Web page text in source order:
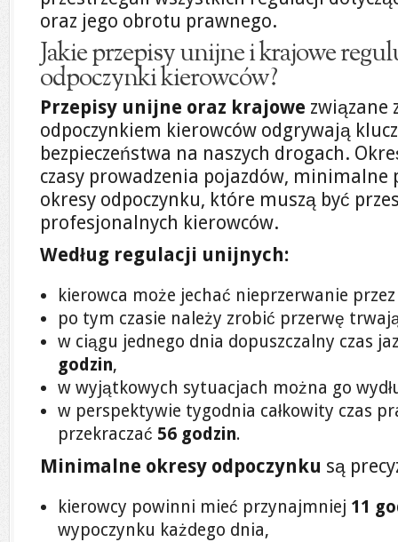
oraz jego obrotu prawnego.
Jakie przepisy unijne i krajowe
odpoczynki kierowców?
Przepisy unijne oraz krajowe związane
odpoczynkiem kierowców odgrywają
bezpieczeństwa na naszych drogach.
czasy prowadzenia pojazdów, minimalne
okresy odpoczynku, które muszą być
profesjonalnych kierowców.
Według regulacji unijnych:
kierowca może jechać nieprzerwanie
po tym czasie należy zrobić przerwę
w ciągu jednego dnia dopuszczalny czas
godzin,
w wyjątkowych sytuacjach można go
w perspektywie tygodnia całkowity czas
przekraczać 56 godzin.
Minimalne okresy odpoczynku są
kierowcy powinni mieć przynajmniej 11
wypoczynku każdego dnia,